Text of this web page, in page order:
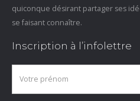
quiconque désirant partager ses
se faisant connaître.
Inscription à l’infolettre